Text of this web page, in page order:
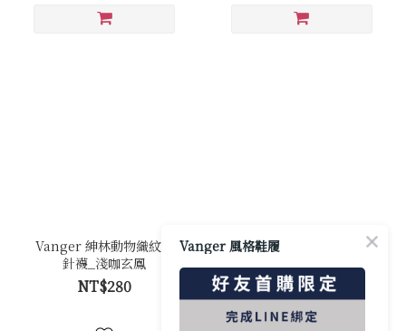
Vanger 紳林動物織紋單
針襪_淺咖玄鳳
NT$280
Vanger 紳林動物織紋單
NT$280
Vanger 風格鞋履